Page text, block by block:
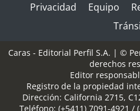
Privacidad
Equipo
Caras - Editorial Perfil S.A. | ©
derechos
Editor
Registro de la propiedad
Dirección: California 2715,
Teléfono: (+5411) 7091-4921 /